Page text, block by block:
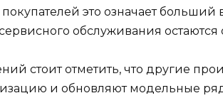
это означает больший
обслуживания остаются
стоит отметить, что другие
и обновляют модельные